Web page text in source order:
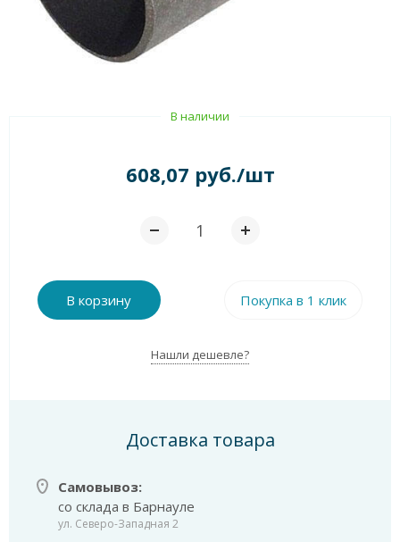
В наличии
608,07 руб./шт
В корзину Покупка в 1 клик
Нашли дешевле?
Доставка товара
Самовывоз:
со склада в Барнауле
ул. Северо-Западная 2